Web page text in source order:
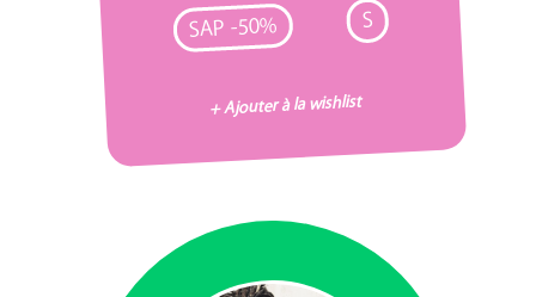
SAP -50% S
+ Ajouter à la wishlist